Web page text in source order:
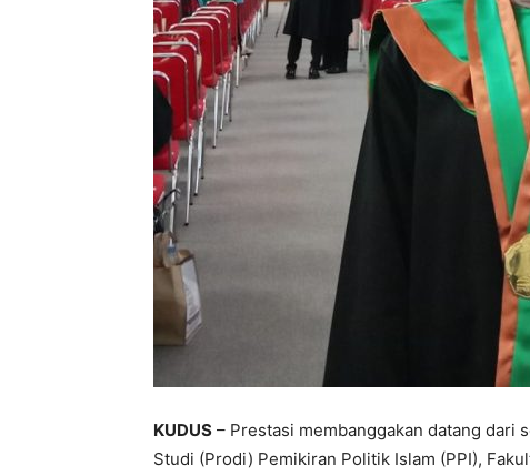
KUDUS – Prestasi membanggakan datang dari
Studi (Prodi) Pemikiran Politik Islam (PPI),